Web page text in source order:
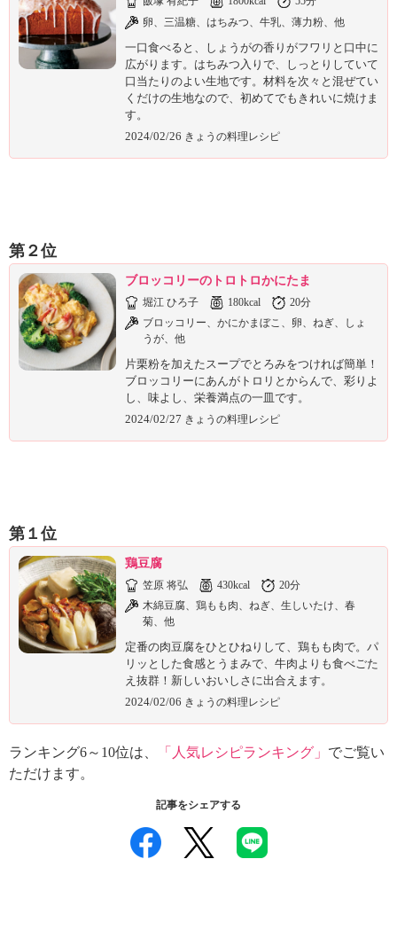
卵、三温糖、はちみつ、牛乳、薄力粉、他
一口食べると、しょうがの香りがフワリと口中に
広がります。はちみつ入りで、しっとりしていて
口当たりのよい生地です。材料を次々と混ぜてい
くだけの生地なので、初めてでもきれいに焼けま
す。
2024/02/26 きょうの料理レシピ
第２位
ブロッコリーのトロトロかにたま
堀江 ひろ子 180kcal
20分
ブロッコリー、かにかまぼこ、卵、ねぎ、しょ
うが、他
片栗粉を加えたスープでとろみをつければ簡単！
ブロッコリーにあんがトロリとからんで、彩りよ
し、味よし、栄養満点の一皿です。
2024/02/27 きょうの料理レシピ
第１位
鶏豆腐
笠原 将弘 430kcal
20分
木綿豆腐、鶏もも肉、ねぎ、生しいたけ、春
菊、他
定番の肉豆腐をひとひねりして、鶏もも肉で。パ
リッとした食感とうまみで、牛肉よりも食べごた
え抜群！新しいおいしさに出合えます。
2024/02/06 きょうの料理レシピ
ランキング6～10位は、 「人気レシピランキング」 でご覧い
ただけます。
記事をシェアする